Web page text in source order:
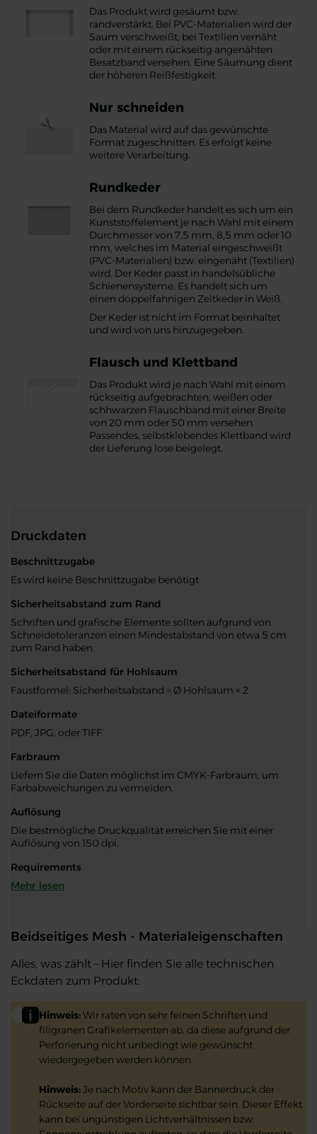
Das Produkt wird gesäumt bzw.
randverstärkt. Bei PVC-Materialien wird der
Saum verschweißt, bei Textilien vernäht
oder mit einem rückseitig angenähten
Besatzband versehen. Eine Säumung dient
der höheren Reißfestigkeit.
Nur schneiden
Das Material wird auf das gewünschte
Format zugeschnitten. Es erfolgt keine
weitere Verarbeitung.
Rundkeder
Bei dem Rundkeder handelt es sich um ein
Kunststoffelement je nach Wahl mit einem
Durchmesser von 7,5 mm, 8,5 mm oder 10
mm, welches im Material eingeschweißt
(PVC-Materialien) bzw. eingenäht (Textilien)
wird. Der Keder passt in handelsübliche
Schienensysteme. Es handelt sich um
einen doppelfahnigen Zeltkeder in Weiß.
Der Keder ist nicht im Format beinhaltet
und wird von uns hinzugegeben.
Flausch und Klettband
Das Produkt wird je nach Wahl mit einem
rückseitig aufgebrachten, weißen oder
schhwarzen Flauschband mit einer Breite
von 20 mm oder 50 mm versehen.
Passendes, selbstklebendes Klettband wird
der Lieferung lose beigelegt.
Druckdaten
Beschnittzugabe
Es wird keine Beschnittzugabe benötigt
Sicherheitsabstand zum Rand
Schriften und grafische Elemente sollten aufgrund von
Schneidetoleranzen einen Mindestabstand von etwa 5 cm
zum Rand haben.
Sicherheitsabstand für Hohlsaum
Faustformel: Sicherheitsabstand = Ø Hohlsaum × 2
Dateiformate
PDF, JPG, oder TIFF
Farbraum
Liefern Sie die Daten möglichst im CMYK-Farbraum, um
Farbabweichungen zu vermeiden.
Auflösung
Die bestmögliche Druckqualität erreichen Sie mit einer
Auflösung von 150 dpi.
Requirements
Mehr lesen
Beidseitiges Mesh - Materialeigenschaften
Alles, was zählt – Hier finden Sie alle technischen
Eckdaten zum Produkt:
Hinweis:Wir raten von sehr feinen Schriften und
filigranen Grafikelementen ab, da diese aufgrund der
Perforierung nicht unbedingt wie gewünscht
wiedergegeben werden können.
Hinweis:Je nach Motiv kann der Bannerdruck der
Rückseite auf der Vorderseite sichtbar sein. Dieser Effekt
kann bei ungünstigen Lichtverhältnissen bzw.